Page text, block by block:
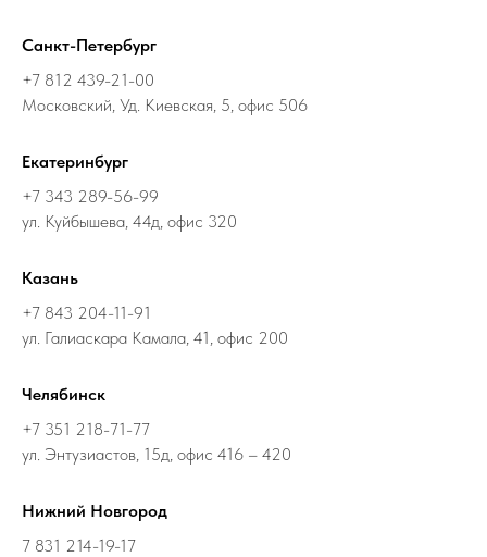
Санкт-Петербург
+7 812 439-21-00
Московский, Уд. Киевская, 5, офис 506
Екатеринбург
+7 343 289-56-99
ул. Куйбышева, 44д, офис 320
Казань
+7 843 204-11-91
ул. Галиаскара Камала, 41, офис 200
Челябинск
+7 351 218-71-77
ул. Энтузиастов, 15д, офис 416 – 420
Нижний Новгород
7 831 214-19-17